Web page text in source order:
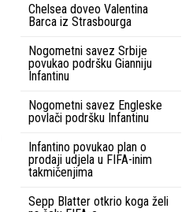
Chelsea doveo Valentina
Barca iz Strasbourga
Nogometni savez Srbije
povukao podršku Gianniju
Infantinu
Nogometni savez Engleske
povlači podršku Infantinu
Infantino povukao plan o
prodaji udjela u FIFA-inim
takmičenjima
Sepp Blatter otkrio koga želi